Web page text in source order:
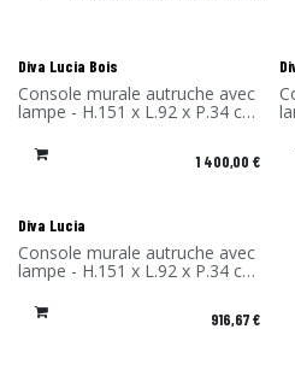
Diva Lucia Bois
Console murale autruche avec
lampe - H.151 x L.92 x P.34 cm
- Design Rachel & Benoît
Convers - Matériau: Chêne -
Fabriqué en France 1 400,00 €
Diva Lucia
Console murale autruche avec
lampe - H.151 x L.92 x P.34 cm
- Design Rachel & Benoît
Convers - Matériau: Stratifié
massif - Fabriqué en France
916,67€